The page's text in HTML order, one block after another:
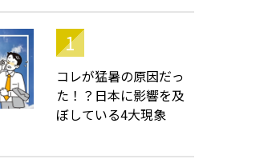
コレが猛暑の原因だっ
た！？日本に影響を及
ぼしている4大現象